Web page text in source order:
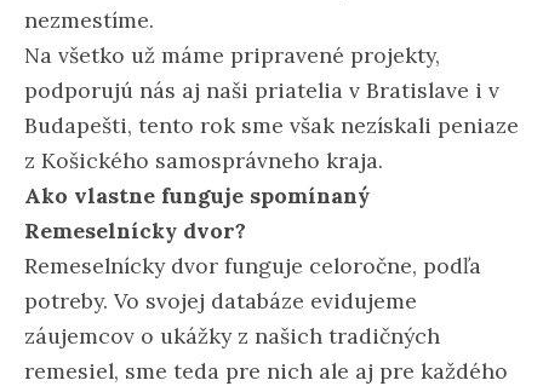
nezmestíme.
Na všetko už máme pripravené projekty,
podporujú nás aj naši priatelia v Bratislave i v
Budapešti, tento rok sme však nezískali peniaze
z Košického samosprávneho kraja.
Ako vlastne funguje spomínaný
Remeselnícky dvor?
Remeselnícky dvor funguje celoročne, podľa
potreby. Vo svojej databáze evidujeme
záujemcov o ukážky z našich tradičných
remesiel, sme teda pre nich ale aj pre každého